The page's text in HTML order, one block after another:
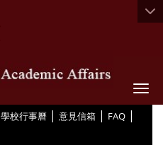
學校行事曆 | 意見信箱 | FAQ |